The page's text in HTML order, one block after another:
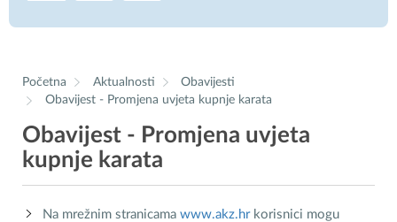
Početna Aktualnosti
Obavijesti
Obavijest - Promjena uvjeta kupnje karata
Obavijest - Promjena uvjeta
kupnje karata
Na mrežnim stranicama www.akz.hrkorisnici mogu